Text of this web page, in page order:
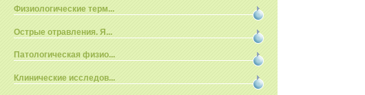
Физиологические терм...
Острые отравления. Я...
Патологическая физио...
Клинические исследов...